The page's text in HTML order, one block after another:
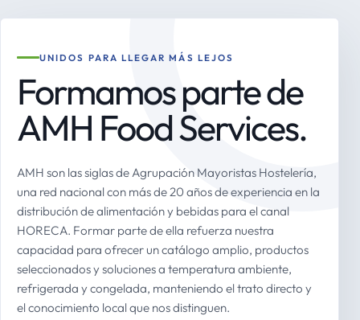
UNIDOS PARA LLEGAR MÁS LEJOS
Formamos parte de
AMH Food Services.
AMH son las siglas de Agrupación Mayoristas Hostelería,
una red nacional con más de 20 años de experiencia en la
distribución de alimentación y bebidas para el canal
HORECA. Formar parte de ella refuerza nuestra
capacidad para ofrecer un catálogo amplio, productos
seleccionados y soluciones a temperatura ambiente,
refrigerada y congelada, manteniendo el trato directo y
el conocimiento local que nos distinguen.